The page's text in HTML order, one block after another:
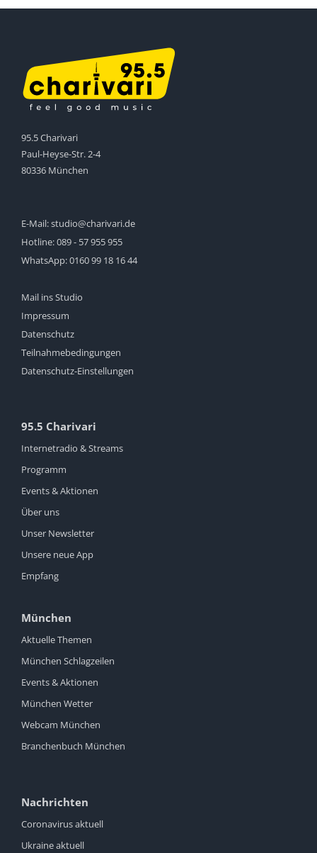
95.5 Charivari
Paul-Heyse-Str. 2-4
80336 München
E-Mail:studio@charivari.de
Hotline:089 - 57 955 955
WhatsApp:0160 99 18 16 44
Mail ins Studio
Impressum
Datenschutz
Teilnahmebedingungen
Datenschutz-Einstellungen
95.5 Charivari
Internetradio & Streams
Programm
Events & Aktionen
Über uns
Unser Newsletter
Unsere neue App
Empfang
München
Aktuelle Themen
München Schlagzeilen
Events & Aktionen
München Wetter
Webcam München
Branchenbuch München
Nachrichten
Coronavirus aktuell
Ukraine aktuell